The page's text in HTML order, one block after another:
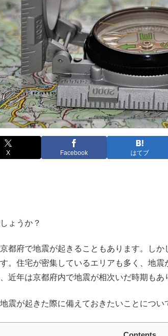
X Facebook はてブ
ょうか？
都府で地震が起きることもあります。し
。住宅が密集しているエリアも多く、地
近年は京都府内で地震が相次いだ時期もあ
震が起きた際に備えておきたいことについ